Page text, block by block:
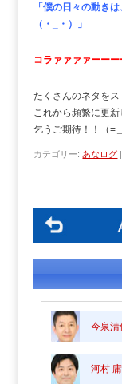
「僕の日々の動き
（・_・）」
コラァァァァーーー
たくさんのネタをス
これから頻繁に更
乞うご期待！！（=
カテゴリー: あなログ |
今泉清
河村